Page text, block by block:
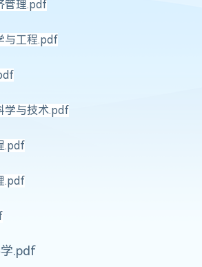
管理.pdf
与工程.pdf
学与技术.pdf
.pdf
.pdf
.pdf